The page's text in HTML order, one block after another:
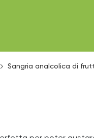
Sangria analcolica di